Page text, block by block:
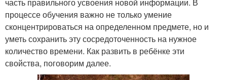
процессе обучения важно не только умение
сконцентрироваться на определенном предмете, но и
уметь сохранить эту сосредоточенность на нужное
количество времени. Как развить в ребёнке эти
свойства, поговорим далее.